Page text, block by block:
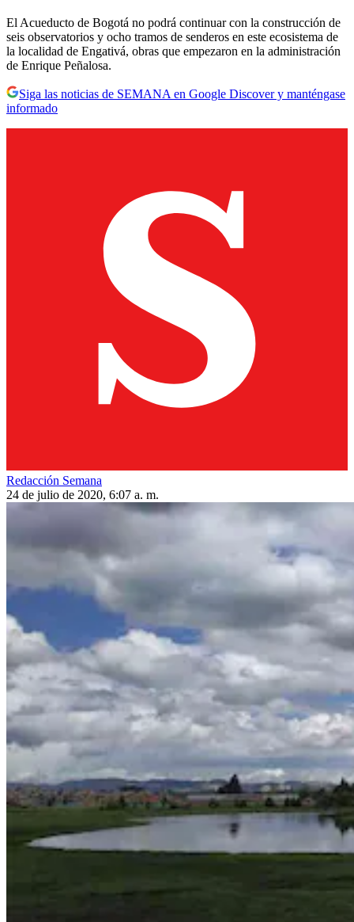
El Acueducto de Bogotá no podrá continuar con la construcción de
seis observatorios y ocho tramos de senderos en este ecosistema de
la localidad de Engativá, obras que empezaron en la administración
de Enrique Peñalosa.
Siga las noticias de SEMANA en Google Discover y manténgase
informado
Redacción Semana
24 de julio de 2020, 6:07 a. m.